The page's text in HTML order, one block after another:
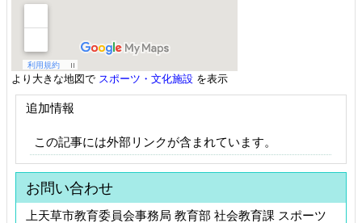
より大きな地図で スポーツ・文化施設 を表示
追加情報
この記事には外部リンクが含まれています。
お問い合わせ
上天草市教育委員会事務局 教育部 社会教育課 スポーツ